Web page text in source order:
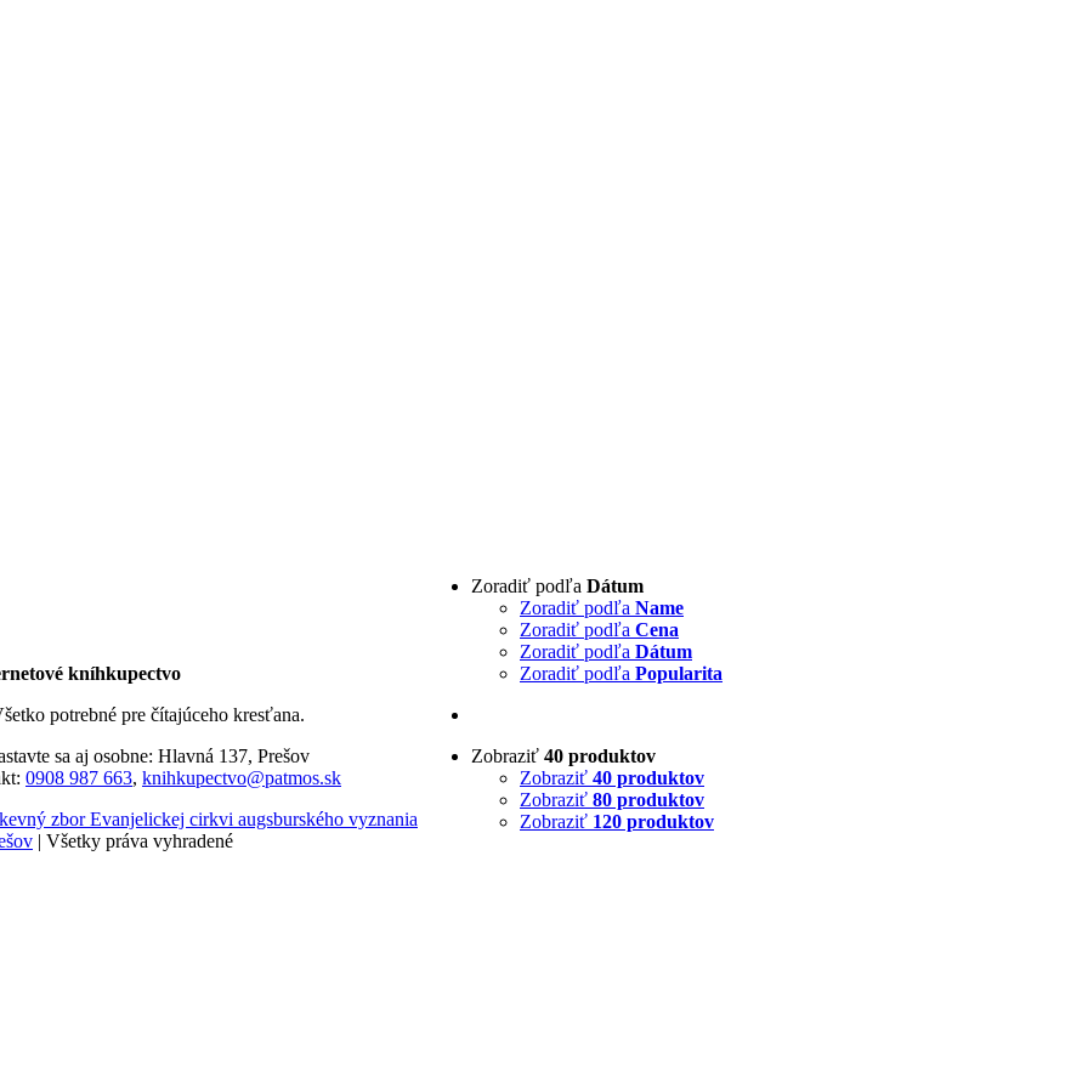
Zoradiť podľa Dátum
Zoradiť podľa Name
Zoradiť podľa Cena
Zoradiť podľa Dátum
Zoradiť podľa Popularita
Zobraziť 40 produktov
Zobraziť 40 produktov
Zobraziť 80 produktov
Zobraziť 120 produktov
kníhkupectvo
potrebné pre čítajúceho kresťana.
sa aj osobne: Hlavná 137, Prešov
0908 987 663, knihkupectvo@patmos.sk
zbor Evanjelickej cirkvi augsburského vyznania
| Všetky práva vyhradené